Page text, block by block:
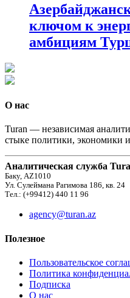
ключом к
амбициям
О нас
Turan — независимая
стыке политики, экономики
Аналитическая служба
Баку, AZ1010
Ул. Сулеймана Рагимова 186, кв. 24
Тел.: (+99412) 440 11 96
agency@turan.az
Полезное
Пользовательское
Политика
Подписка
О нас